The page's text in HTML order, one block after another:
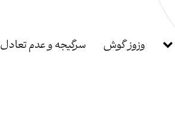
وزوز گوش سرگیجه و عدم تعادل